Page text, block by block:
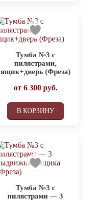
Тумба №3 с
пилястрами,
ящик+дверь (Фреза)
от 6 300руб.
В КОРЗИНУ
Тумба №3 с
пилястрами — 3